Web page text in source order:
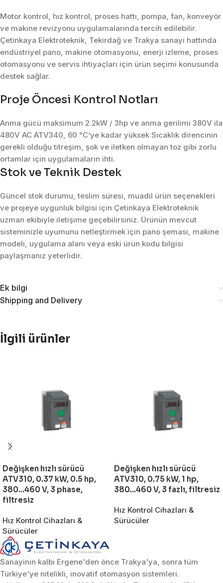
Motor kontrol, hız kontrol, proses hattı, pompa, fan, konveyör
ve makine revizyonu uygulamalarında tercih edilebilir.
Çetinkaya Elektroteknik, Tekirdağ ve Trakya sanayi hattında
endüstriyel pano, makine otomasyonu, enerji izleme, proses
otomasyonu ve servis ihtiyaçları için ürün seçimi konusunda
destek sağlar.
Proje Öncesi Kontrol Notları
Anma gücü maksimum 2.2kW / 3hp ve anma gerilimi 380V ila
480V AC ATV340, 60 °C’ye kadar yüksek Sıcaklık direncinin
gerekli olduğu titreşim, şok ve iletken olmayan toz gibi zorlu
ortamlar için uygulamaların ihti.
Stok ve Teknik Destek
Güncel stok durumu, teslim süresi, muadil ürün seçenekleri
ve projeye uygunluk bilgisi için Çetinkaya Elektroteknik
uzman ekibiyle iletişime geçebilirsiniz. Ürünün mevcut
sisteminizle uyumunu netleştirmek için pano şeması, makine
modeli, uygulama alanı veya eski ürün kodu bilgisi
paylaşmanız yeterlidir.
Ek bilgi
Shipping and Delivery
İlgili ürünler
Değişken hızlı sürücü
ATV310, 0.37 kW, 0.5 hp,
380…460 V, 3 phase,
filtresiz
Hız Kontrol Cihazları &
Sürücüler
Değişken hızlı sürücü
ATV310, 0.75 kW, 1 hp,
380…460 V, 3 fazlı, filtresiz
Hız Kontrol Cihazları &
Sürücüler
Sanayinin kalbi Ergene'den önce Trakya'ya, sonra tüm
Türkiye'ye nitelikli, inovatif otomasyon sistemleri.